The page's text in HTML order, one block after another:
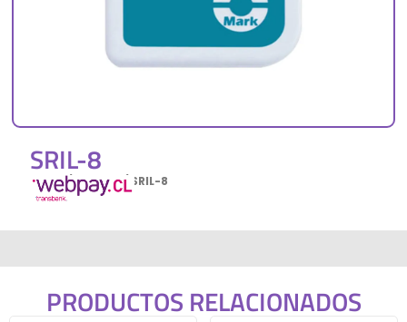
SRIL-8
Inicio/Log tag/ SRIL-8
PRODUCTOS RELACIONADOS